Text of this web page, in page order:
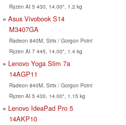
Ryzen AI 5 430, 14.00", 1.2 kg
Asus Vivobook S14
M3407GA
Radeon 840M, Strix / Gorgon Point
Ryzen AI 7 445, 14.00", 1.4 kg
Lenovo Yoga Slim 7a
14AGP11
Radeon 840M, Strix / Gorgon Point
Ryzen AI 5 430, 14.00", 1.15 kg
Lenovo IdeaPad Pro 5
14AKP10